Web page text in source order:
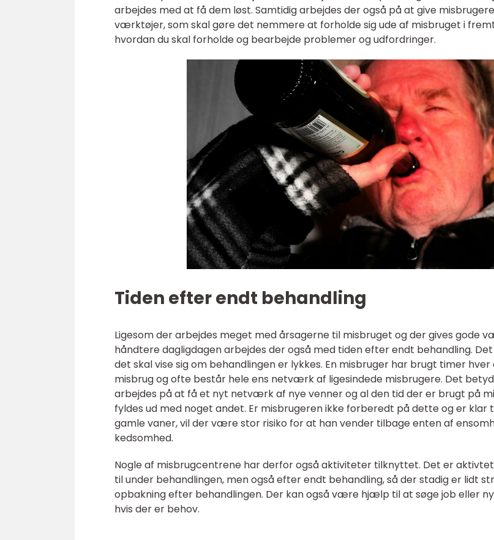
arbejdes med at få dem løst. Samtidig arbejdes der også på at give
værktøjer, som skal gøre det nemmere at forholde sig ude af misbruget i
hvordan du skal forholde og bearbejde problemer og udfordringer.
Tiden efter endt behandling
Ligesom der arbejdes meget med årsagerne til misbruget og der gives gode
håndtere dagligdagen arbejdes der også med tiden efter endt behandling.
det skal vise sig om behandlingen er lykkes. En misbruger har brugt timer hver
misbrug og ofte består hele ens netværk af ligesindede misbrugere. Det
arbejdes på at få et nyt netværk af nye venner og al den tid der er brugt på
fyldes ud med noget andet. Er misbrugeren ikke forberedt på dette og er
gamle vaner, vil der være stor risiko for at han vender tilbage enten af
kedsomhed.
Nogle af misbrugcentrene har derfor også aktiviteter tilknyttet. Det er
til under behandlingen, men også efter endt behandling, så der stadig er lidt
opbakning efter behandlingen. Der kan også være hjælp til at søge job eller
hvis der er behov.